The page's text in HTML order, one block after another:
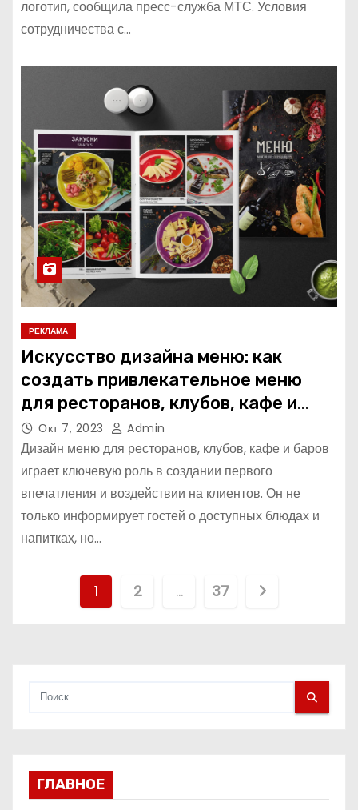
логотип, сообщила пресс-служба МТС. Условия
сотрудничества с…
РЕКЛАМА
Искусство дизайна меню: как
создать привлекательное меню
для ресторанов, клубов, кафе и
баров
Окт 7, 2023 Admin
Дизайн меню для ресторанов, клубов, кафе и баров
играет ключевую роль в создании первого
впечатления и воздействии на клиентов. Он не
только информирует гостей о доступных блюдах и
напитках, но…
ц
1 2 … 37
ГЛАВНОЕ